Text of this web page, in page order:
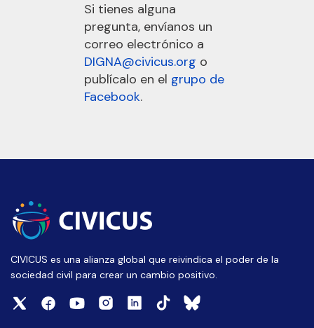
Si tienes alguna
pregunta, envíanos un
correo electrónico a
DIGNA@civicus.org o
publícalo en el grupo de
Facebook.
CIVICUS es una alianza global que reivindica el poder de la
sociedad civil para crear un cambio positivo.